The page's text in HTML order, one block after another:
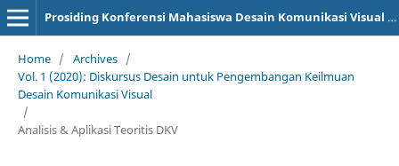
Prosiding Konferensi Mahasiswa Desain Komunikasi Visual (KOMA DKV)
Home / Archives /
Vol. 1 (2020): Diskursus Desain untuk Pengembangan Keilmuan
Desain Komunikasi Visual
/
Analisis & Aplikasi Teoritis DKV